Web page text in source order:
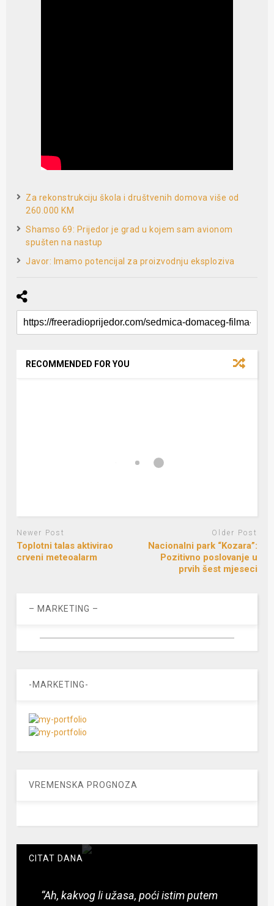
Za rekonstrukciju škola i društvenih domova više od
260.000 KM
Shamso 69: Prijedor je grad u kojem sam avionom
spušten na nastup
Javor: Imamo potencijal za proizvodnju eksploziva
RECOMMENDED FOR YOU
Newer Post
Toplotni talas aktivirao
crveni meteoalarm
Older Post
Nacionalni park “Kozara”:
Pozitivno poslovanje u
prvih šest mjeseci
– MARKETING –
-MARKETING-
VREMENSKA PROGNOZA
CITAT DANA
“Ah, kakvog li užasa, poći istim putem